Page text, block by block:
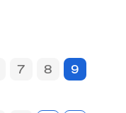
7 8
9